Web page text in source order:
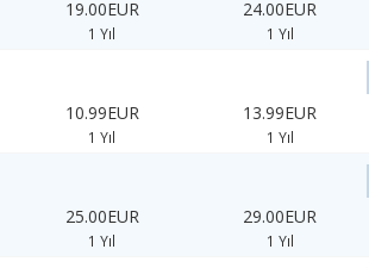
19.00EUR
1 Yıl
24.00EUR
1 Yıl
10.99EUR
1 Yıl
13.99EUR
1 Yıl
25.00EUR
1 Yıl
29.00EUR
1 Yıl